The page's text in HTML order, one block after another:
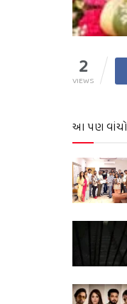
2
VIEWS
આ પણ વાંચો